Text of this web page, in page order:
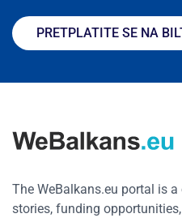
PRETPLATITE SE NA
The WeBalkans.eu portal is
stories, funding